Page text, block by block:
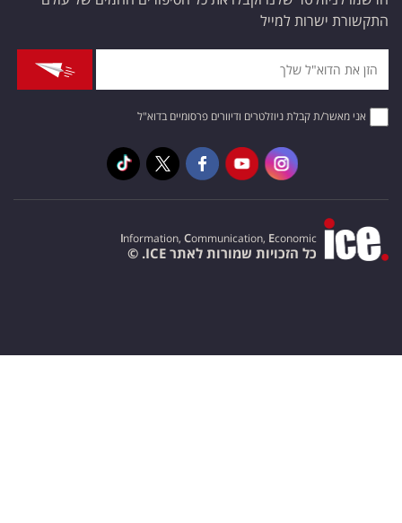
התקשורת ישרות למייל
אני מאשר/ת קבלת ניוזלטרים ודיוורים פרסומיים בדוא"ל
Information, Communication, Economic
כל הזכויות שמורות לאתר ICE. ©